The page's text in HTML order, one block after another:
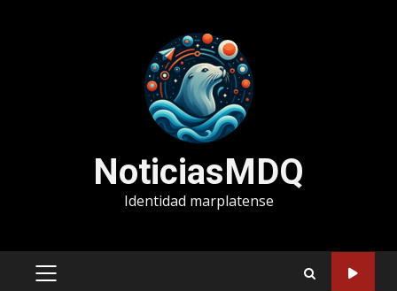
NoticiasMDQ
Identidad marplatense
MENÚ